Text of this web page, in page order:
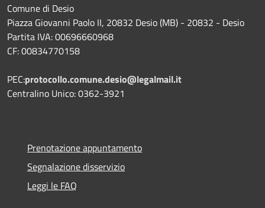
Comune di Desio
Piazza Giovanni Paolo II, 20832 Desio (MB) - 20832 - Desio
Partita IVA: 00696660968
CF: 00834770158
PEC:protocollo.comune.desio@legalmail.it
Centralino Unico: 0362-3921
Prenotazione appuntamento
Segnalazione disservizio
Leggi le FAQ